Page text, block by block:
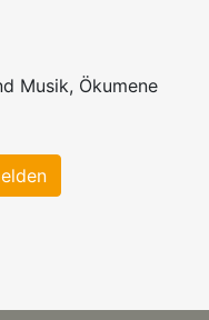
Musik, Ökumene